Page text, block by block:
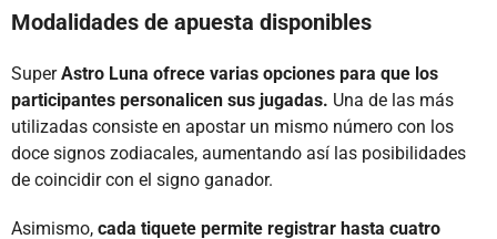
Modalidades de apuesta disponibles
SuperAstro Luna ofrece varias opciones para que los
participantes personalicen sus jugadas. Una de las más
utilizadas consiste en apostar un mismo número con los
doce signos zodiacales, aumentando así las posibilidades
de coincidir con el signo ganador.
Asimismo, cada tiquete permite registrar hasta cuatro